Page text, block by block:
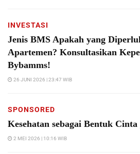
INVESTASI
Jenis BMS Apakah yang
Apartemen? Konsultasikan
Bybamms!
26 JUNI 2026 | 23:47 WIB
SPONSORED
Kesehatan sebagai Bentuk
2 MEI 2026 | 10:16 WIB